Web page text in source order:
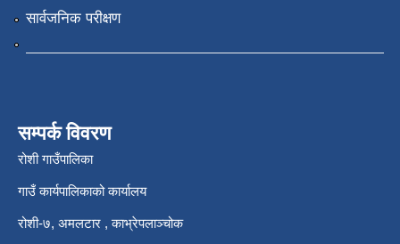
सार्वजनिक परीक्षण
सम्पर्क विवरण
रोशी गाउँपालिका
गाउँ कार्यपालिकाको कार्यालय
रोशी-७, अमलटार , काभ्रेपलाञ्चोक